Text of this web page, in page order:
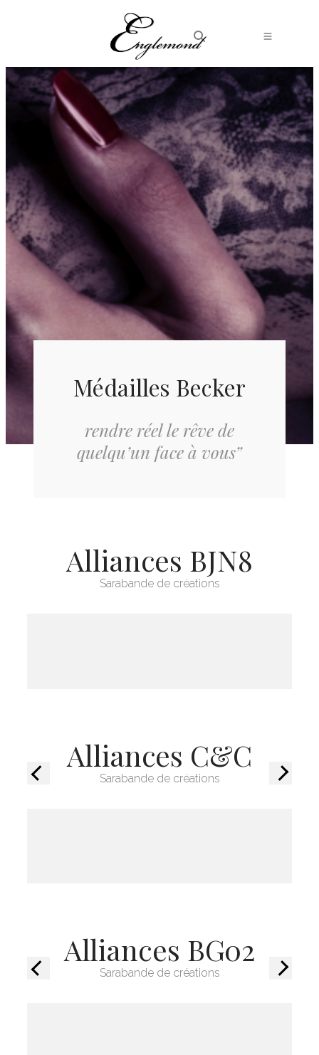
Médailles Becker
rendre réel le rêve de
quelqu’un face à vous”
Alliances BJN8
Sarabande de créations
Précédent Suivant
Alliances C&C
Sarabande de créations
Précédent Suivant
Alliances BG02
Sarabande de créations